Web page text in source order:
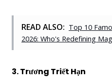
READ ALSO: Top 10
2026: Who's Redefining
3. Trương Triết Hạn